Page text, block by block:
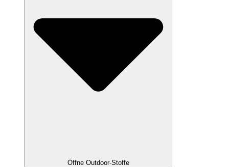
Öffne Outdoor-Stoffe